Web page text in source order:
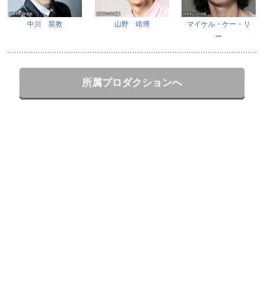
中川 晃教 山野 靖博
マイケル・ケー・リ
ー
所属プロダクションへ